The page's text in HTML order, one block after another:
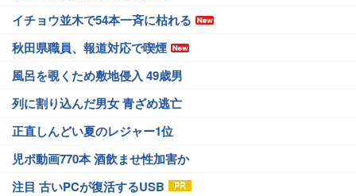
イチョウ並木で54本一斉に枯れる
秋田県職員、報道対応で喫煙
風呂を覗くため敷地侵入 49歳男
列に割り込んだ男女 青ざめ逃亡
正直しんどい夏のレジャー1位
児ポ動画770本 酒飲ませ性加害か
注目 古いPCが復活するUSB